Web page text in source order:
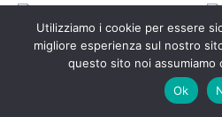
Utilizziamo i cookie per essere
migliore esperienza sul nostro
questo sito noi assumiamo
Ok